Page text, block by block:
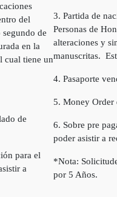
del
de
en la
cual tiene un
de
para el
a
3. Partida de
Personas de
alteraciones y
manuscritas.
4. Pasaporte
5. Money Order
6. Sobre pre
poder asistir a
*Nota:
por 5 Años.